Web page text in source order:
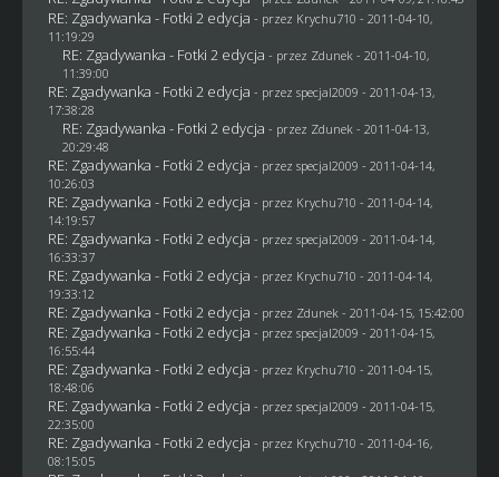
RE: Zgadywanka - Fotki 2 edycja - przez Krychu710 - 2011-04-10,
11:19:29
RE: Zgadywanka - Fotki 2 edycja - przez Zdunek - 2011-04-10,
11:39:00
RE: Zgadywanka - Fotki 2 edycja - przez specjal2009 - 2011-04-13,
17:38:28
RE: Zgadywanka - Fotki 2 edycja - przez Zdunek - 2011-04-13,
20:29:48
RE: Zgadywanka - Fotki 2 edycja - przez specjal2009 - 2011-04-14,
10:26:03
RE: Zgadywanka - Fotki 2 edycja - przez Krychu710 - 2011-04-14,
14:19:57
RE: Zgadywanka - Fotki 2 edycja - przez specjal2009 - 2011-04-14,
16:33:37
RE: Zgadywanka - Fotki 2 edycja - przez Krychu710 - 2011-04-14,
19:33:12
RE: Zgadywanka - Fotki 2 edycja - przez Zdunek - 2011-04-15, 15:42:00
RE: Zgadywanka - Fotki 2 edycja - przez specjal2009 - 2011-04-15,
16:55:44
RE: Zgadywanka - Fotki 2 edycja - przez Krychu710 - 2011-04-15,
18:48:06
RE: Zgadywanka - Fotki 2 edycja - przez specjal2009 - 2011-04-15,
22:35:00
RE: Zgadywanka - Fotki 2 edycja - przez Krychu710 - 2011-04-16,
08:15:05